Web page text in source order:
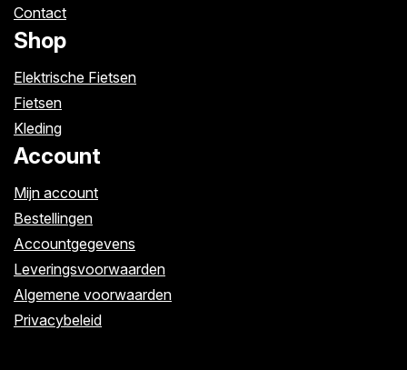
Contact
Shop
Elektrische Fietsen
Fietsen
Kleding
Account
Mijn account
Bestellingen
Accountgegevens
Leveringsvoorwaarden
Algemene voorwaarden
Privacybeleid